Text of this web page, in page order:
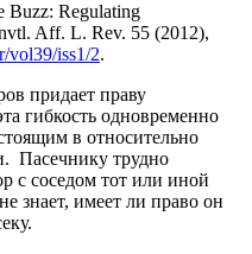
Buzz: Regulating
Aff. L. Rev. 55 (2012),
vol39/iss1/2.
придает праву
гибкость одновременно
в относительно
Пасечнику трудно
с соседом тот или иной
знает, имеет ли право он